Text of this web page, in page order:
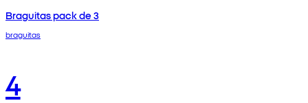
Braguitas pack de 3
braguitas
4